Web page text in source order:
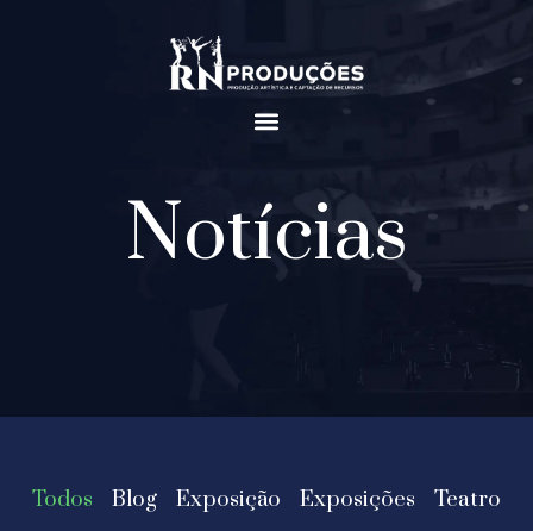
Notícias
Blog Exposição Exposições
Teatro
Todos